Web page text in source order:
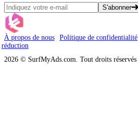
S'abonner
À propos de nous Politique de confidentialité
réduction
2026 © SurfMyAds.com. Tout droits réservés